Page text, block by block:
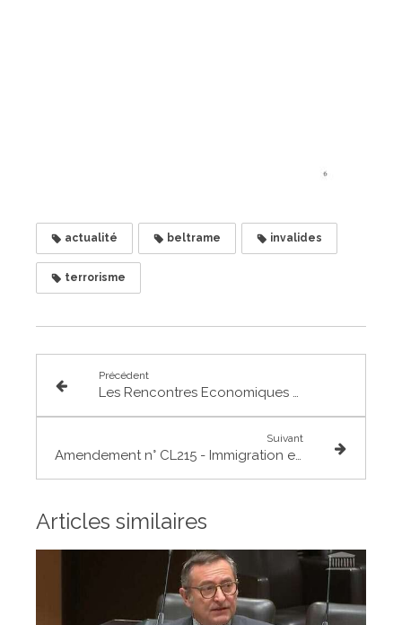
actualité beltrame invalides
terrorisme
Précédent
Les Rencontres Economiques du Nord Toulousain : visite du vignoble Le Domaine des Pradelles à Vacquiers
Suivant
Amendement n° CL215 - Immigration et droit d'asile
Articles similaires